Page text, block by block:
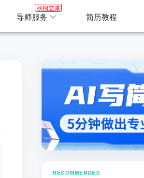
导师服务
秋招立减
简历教程
RECOMMENDED